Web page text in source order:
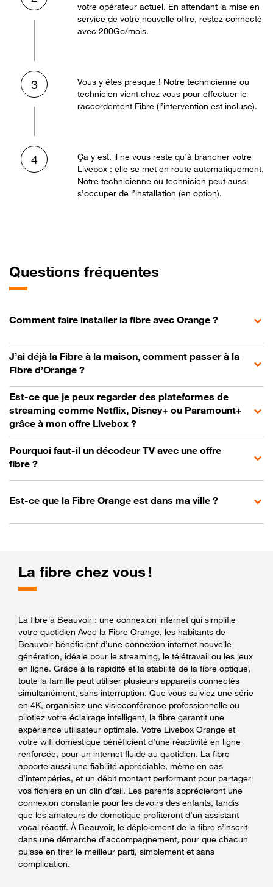
votre opérateur actuel. En attendant la mise en
service de votre nouvelle offre, restez connecté
avec 200Go/mois.
3
Vous y êtes presque ! Notre technicienne ou
technicien vient chez vous pour effectuer le
raccordement Fibre (l’intervention est incluse).
4
Ça y est, il ne vous reste qu’à brancher votre
Livebox : elle se met en route automatiquement.
Notre technicienne ou technicien peut aussi
s’occuper de l’installation (en option).
Questions fréquentes
Comment faire installer la fibre avec Orange ?
J’ai déjà la Fibre à la maison, comment passer à la
Fibre d’Orange ?
Est-ce que je peux regarder des plateformes de
streaming comme Netflix, Disney+ ou Paramount+
grâce à mon offre Livebox ?
Pourquoi faut-il un décodeur TV avec une offre
fibre ?
Est-ce que la Fibre Orange est dans ma ville ?
La fibre chez vous !
La fibre à Beauvoir : une connexion internet qui simplifie
votre quotidien Avec la Fibre Orange, les habitants de
Beauvoir bénéficient d’une connexion internet nouvelle
génération, idéale pour le streaming, le télétravail ou les jeux
en ligne. Grâce à la rapidité et la stabilité de la fibre optique,
toute la famille peut utiliser plusieurs appareils connectés
simultanément, sans interruption. Que vous suiviez une série
en 4K, organisiez une visioconférence professionnelle ou
pilotiez votre éclairage intelligent, la fibre garantit une
expérience utilisateur optimale. Votre Livebox Orange et
votre wifi domestique bénéficient d’une réactivité en ligne
renforcée, pour un internet fluide au quotidien. La fibre
apporte aussi une fiabilité appréciable, même en cas
d’intempéries, et un débit montant performant pour partager
vos fichiers en un clin d’œil. Les parents apprécieront une
connexion constante pour les devoirs des enfants, tandis
que les amateurs de domotique profiteront d’un assistant
vocal réactif. À Beauvoir, le déploiement de la fibre s’inscrit
dans une démarche d’accompagnement, pour que chacun
puisse en tirer le meilleur parti, simplement et sans
complication.